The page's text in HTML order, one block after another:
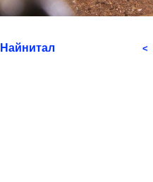
Найнитал <